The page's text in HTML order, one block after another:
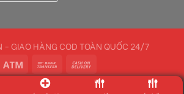
- GIAO HÀNG COD TOÀN QUỐC 24/7
2026 © XU HƯỚNG ĐỒNG PHỤC